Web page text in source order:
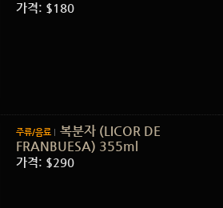
가격: $180
주류/음료
복분자 (LICOR DE
FRANBUESA) 355ml
가격: $290